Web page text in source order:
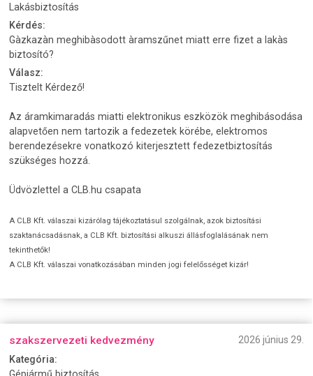
Lakásbiztosítás
Kérdés:
Gàzkazàn meghibàsodott àramszűnet miatt erre fizet a lakàs
biztosító?
Válasz:
Tisztelt Kérdező!
Az áramkimaradás miatti elektronikus eszközök meghibásodása
alapvetően nem tartozik a fedezetek körébe, elektromos
berendezésekre vonatkozó kiterjesztett fedezetbiztosítás
szükséges hozzá.
Üdvözlettel a CLB.hu csapata
A CLB Kft. válaszai kizárólag tájékoztatásul szolgálnak, azok biztosítási
szaktanácsadásnak, a CLB Kft. biztosítási alkuszi állásfoglalásának nem
tekinthetők!
A CLB Kft. válaszai vonatkozásában minden jogi felelősséget kizár!
szakszervezeti kedvezmény
2026 június 29.
Kategória: